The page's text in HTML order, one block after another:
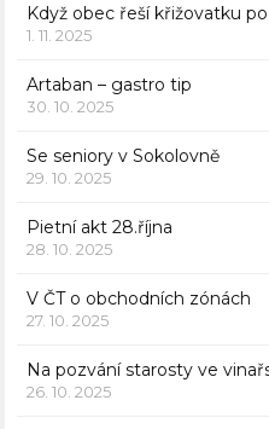
Když obec řeší křižovatku
1. 11. 2025
Artaban – gastro tip
30. 10. 2025
Se seniory v Sokolovně
29. 10. 2025
Pietní akt 28.října
28. 10. 2025
V ČT o obchodních zónách
27. 10. 2025
Na pozvání starosty ve
26. 10. 2025